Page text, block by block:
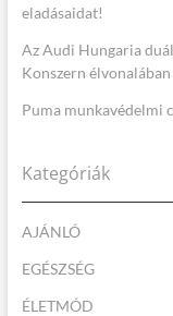
eladásaidat!
Az Audi Hungaria
Konszern élvonalában
Puma munkavédelmi
Kategóriák
AJÁNLÓ
EGÉSZSÉG
ÉLETMÓD